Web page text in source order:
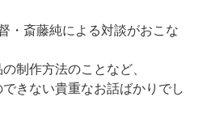
・斎藤純による対談がおこな
制作方法のことなど、
きない貴重なお話ばかりでし